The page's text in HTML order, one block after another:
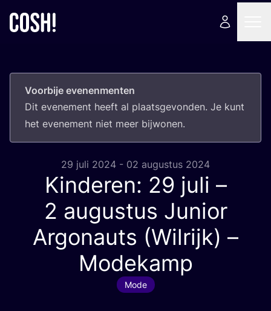
Voorbije evenenmenten
Dit eve­ne­ment heeft al plaats­ge­von­den. Je kunt
het eve­ne­ment niet meer bijwonen.
29 juli 2024 - 02 augustus 2024
Kinderen: 29 juli –
2 augustus Junior
Argonauts (Wilrijk) –
Modekamp
Mode